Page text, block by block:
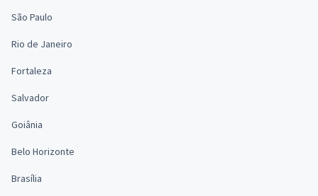
São Paulo
Rio de Janeiro
Fortaleza
Salvador
Goiânia
Belo Horizonte
Brasília